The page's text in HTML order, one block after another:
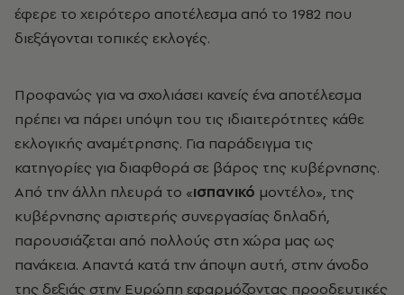
έφερε το χειρότερο αποτέλεσμα από το 1982 που
διεξάγονται τοπικές εκλογές.
Προφανώς για να σχολιάσει κανείς ένα αποτέλεσμα
πρέπει να πάρει υπόψη του τις ιδιαιτερότητες κάθε
εκλογικής αναμέτρησης. Για παράδειγμα τις
κατηγορίες για διαφθορά σε βάρος της κυβέρνησης.
Από την άλλη πλευρά το «ισπανικό μοντέλο», της
κυβέρνησης αριστερής συνεργασίας δηλαδή,
παρουσιάζεται από πολλούς στη χώρα μας ως
πανάκεια. Απαντά κατά την άποψη αυτή, στην άνοδο
της δεξιάς στην Ευρώπη εφαρμόζοντας προοδευτικές